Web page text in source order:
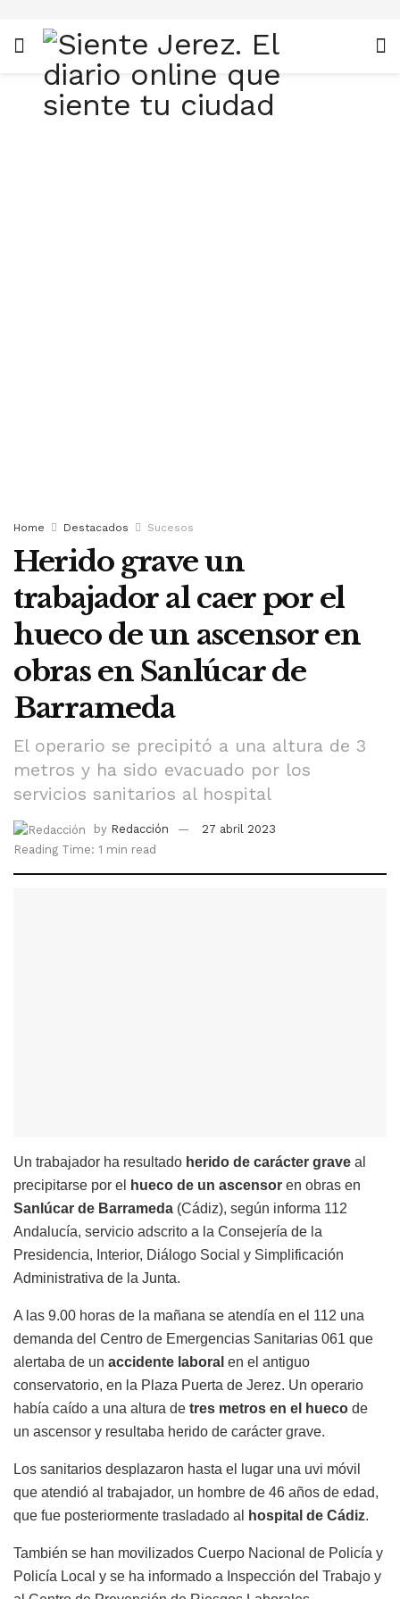
Home Destacados Sucesos
Herido grave un
trabajador al caer por el
hueco de un ascensor en
obras en Sanlúcar de
Barrameda
El operario se precipitó a una altura de 3
metros y ha sido evacuado por los
servicios sanitarios al hospital
by Redacción
27 abril 2023
Reading Time: 1 min read
Un trabajador ha resultado herido de carácter grave al
precipitarse por el
hueco de un ascensor en obras en
Sanlúcar de Barrameda (Cádiz), según informa 112
Andalucía, servicio adscrito a la Consejería de la
Presidencia, Interior, Diálogo Social y Simplificación
Administrativa de la Junta.
A las 9.00 horas de la mañana se atendía en el 112 una
demanda del Centro de Emergencias Sanitarias 061 que
alertaba de un accidente laboral en el antiguo
conservatorio, en la Plaza Puerta de Jerez. Un operario
había caído a una altura de tres metros en el hueco de
un ascensor y resultaba herido de carácter grave.
Los sanitarios desplazaron hasta el lugar una uvi móvil
que atendió al trabajador, un hombre de 46 años de edad,
que fue posteriormente trasladado al
hospital de Cádiz.
También se han movilizados Cuerpo Nacional de Policía y
Policía Local y se ha informado a Inspección del Trabajo y